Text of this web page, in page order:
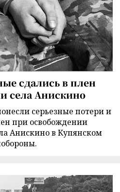
сдались в плен
села Анискино
серьезные потери и
при освобождении
Анискино в Купянском